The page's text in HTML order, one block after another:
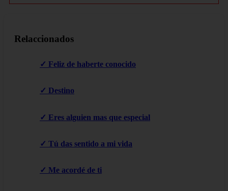
Relaccionados
✓ Feliz de haberte conocido
✓ Destino
✓ Eres alguien mas que especial
✓ Tú das sentido a mi vida
✓ Me acordé de ti